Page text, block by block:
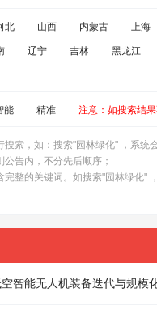
北 山西 内蒙古 上海
辽宁 吉林 黑龙江
能 精准 注意：如搜索结
索，如：搜索"园林绿化" ，系统
告内，不分先后顺序；
整的关键词。如搜索"园林绿化"
智能无人机装备迭代与规模